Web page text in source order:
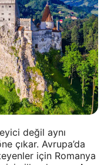
değil aynı
çıkar. Avrupa’da
için Romanya